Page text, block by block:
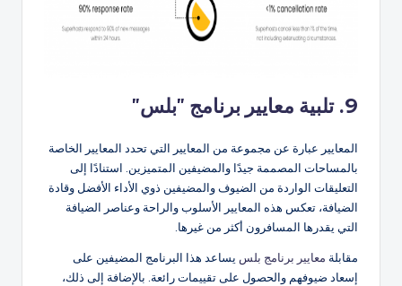
9. تلبية معايير برنامج "بلس"
المعايير عبارة عن مجموعة من المعايير التي تحدد المعايير الخاصة
بالمساحات المصممة جيدًا والمضيفين المتميزين. استنادًا إلى
التعليقات الواردة من الضيوف والمضيفين ذوي الأداء الأفضل وقادة
الضيافة، تعكس هذه المعايير الأسلوب والراحة وعناصر الضيافة
التي يقدرها المسافرون أكثر من غيرها.
مقابلة معايير برنامج بلس يساعد هذا البرنامج المضيفين على
إسعاد ضيوفهم والحصول على تقييمات رائعة. بالإضافة إلى ذلك،